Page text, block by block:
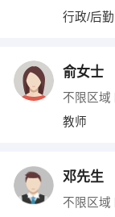
行政/后勤
俞女士
不限区域
教师
邓先生
不限区域